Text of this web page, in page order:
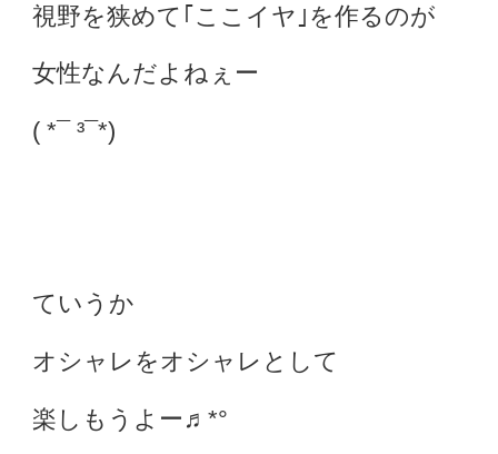
視野を狭めて｢ここイヤ｣を作るのが
女性なんだよねぇー
( *¯ ³¯*)
ていうか
オシャレをオシャレとして
楽しもうよー♬*°